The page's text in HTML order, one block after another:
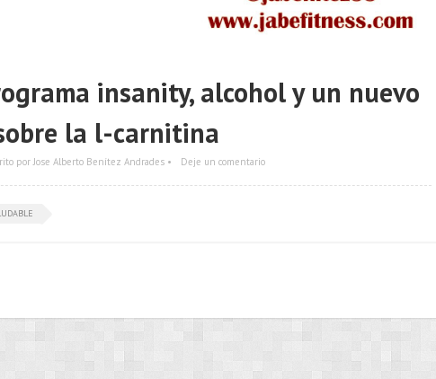
insanity, alcohol y un nuevo
la l-carnitina
por Jose Alberto Benítez Andrades • Deje un comentario